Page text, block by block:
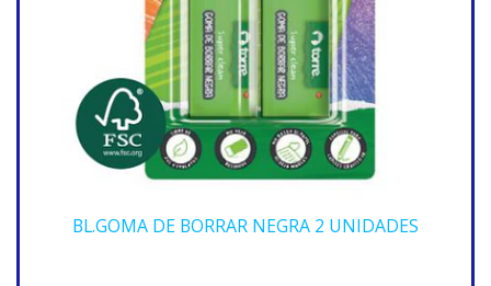
BL.GOMA DE BORRAR NEGRA 2 UNIDADES